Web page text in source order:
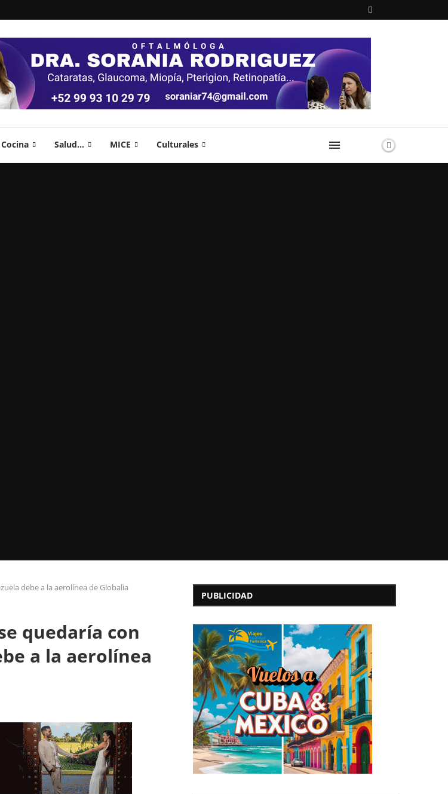
Salud… MICE Culturales
debe a la aerolínea de Globalia
quedaría con
a la aerolínea
PUBLICIDAD